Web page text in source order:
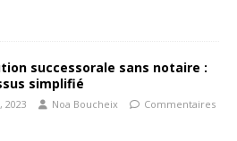
successorale sans notaire :
simplifié
2023 Noa Boucheix
Commentaires